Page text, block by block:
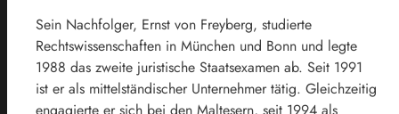
Sein Nachfolger, Ernst von Freyberg, studierte
Rechtswissenschaften in München und Bonn und legte
1988 das zweite juristische Staatsexamen ab. Seit 1991
ist er als mittelständischer Unternehmer tätig. Gleichzeitig
engagierte er sich bei den Maltesern, seit 1994 als